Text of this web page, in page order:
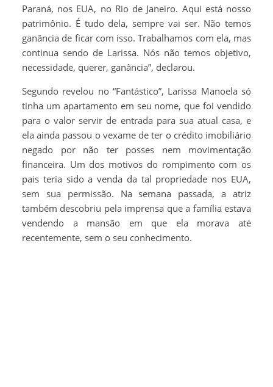
Paraná, nos EUA, no Rio de Janeiro. Aqui está nosso
patrimônio. É tudo dela, sempre vai ser. Não temos
ganância de ficar com isso. Trabalhamos com ela, mas
continua sendo de Larissa. Nós não temos objetivo,
necessidade, querer, ganância”, declarou.
Segundo revelou no “Fantástico”, Larissa Manoela só
tinha um apartamento em seu nome, que foi vendido
para o valor servir de entrada para sua atual casa, e
ela ainda passou o vexame de ter o crédito imobiliário
negado por não ter posses nem movimentação
financeira. Um dos motivos do rompimento com os
pais teria sido a venda da tal propriedade nos EUA,
sem sua permissão. Na semana passada, a atriz
também descobriu pela imprensa que a família estava
vendendo a mansão em que ela morava até
recentemente, sem o seu conhecimento.